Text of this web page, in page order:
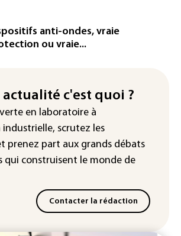
VSD racheté par
Vianney d'Alançon
française de maïs
force" progressif de la
les prochains jours en
anti-ondes, vraie
ou vraie...
actualité c'est quoi ?
en laboratoire à
scrutez les
prenez part aux grands débats
qui construisent le monde de
Contacter la rédaction